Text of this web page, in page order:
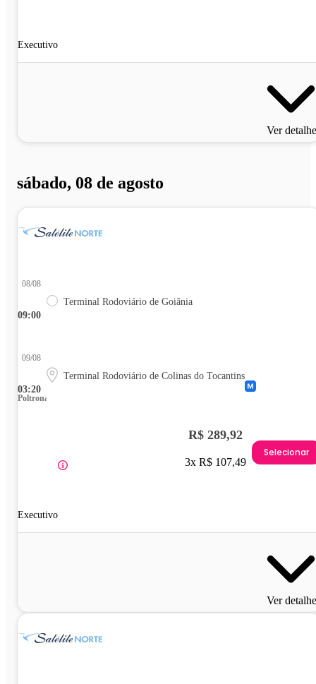
Executivo
Ver
sábado, 08 de agosto
09:00
08/08
Terminal Rodoviário de Goiânia
03:20
09/08
Terminal Rodoviário de Colinas do Tocantins
Poltrona
Executivo
R$ 289,92
3x R$ 107,49
Selecionar
Ver